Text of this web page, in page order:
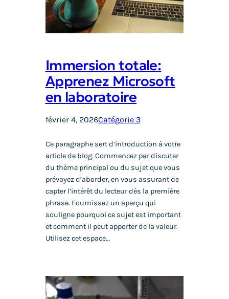
Immersion totale:
Apprenez Microsoft
en laboratoire
février 4, 2026Catégorie 3
Ce paragraphe sert d’introduction à votre
article de blog. Commencez par discuter
du thème principal ou du sujet que vous
prévoyez d’aborder, en vous assurant de
capter l’intérêt du lecteur dès la première
phrase. Fournissez un aperçu qui
souligne pourquoi ce sujet est important
et comment il peut apporter de la valeur.
Utilisez cet espace…